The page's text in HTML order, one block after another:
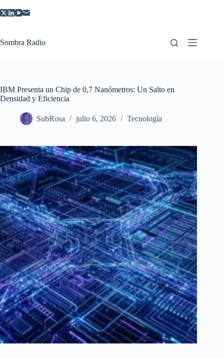
al
Sombra Radio
IBM Presenta un Chip de 0,7 Nanómetros: Un Salto en
Densidad y Eficiencia
SubRosa julio 6, 2026 Tecnología